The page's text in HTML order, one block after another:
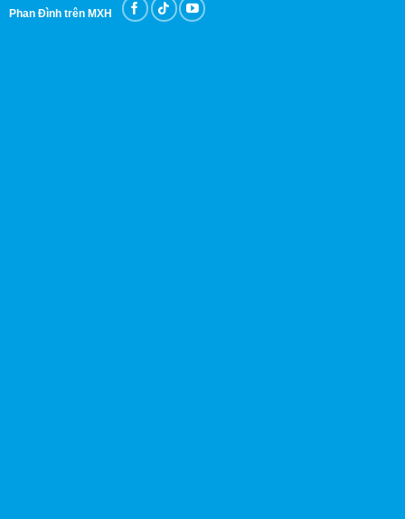
Phan Đình trên MXH